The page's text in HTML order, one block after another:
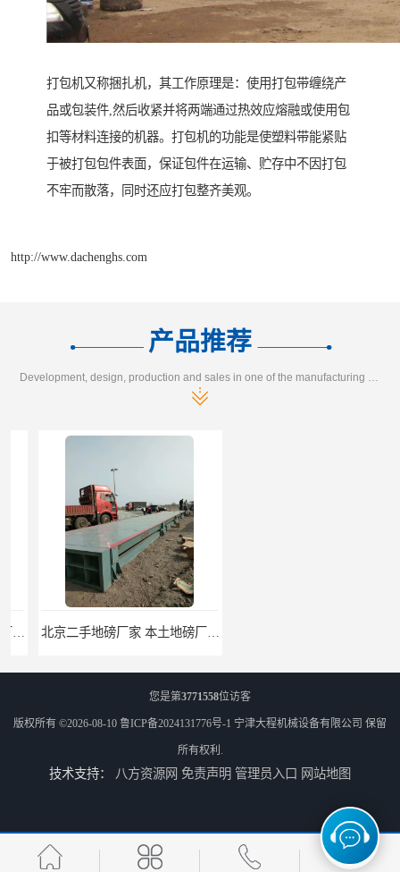
打包机又称捆扎机，其工作原理是：使用打包带缠绕产
品或包装件,然后收紧并将两端通过热效应熔融或使用包
扣等材料连接的机器。打包机的功能是使塑料带能紧贴
于被打包包件表面，保证包件在运输、贮存中不因打包
不牢而散落，同时还应打包整齐美观。
http://www.dachenghs.com
产品推荐
Development, design, production and sales in one of the manufacturing enterprises
北京二手地磅厂家 本土地磅厂100秒报价
滨州二手地磅价格 价格优惠 潍坊旧地磅出售 厂家直销
您是第3771558位访客
版权所有 ©2026-08-10 鲁ICP备2024131776号-1 宁津大程机械设备有限公司 保留
所有权利.
技术支持： 八方资源网 免责声明 管理员入口 网站地图